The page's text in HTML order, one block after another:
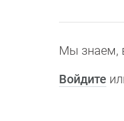
Мы знаем,
Войдите